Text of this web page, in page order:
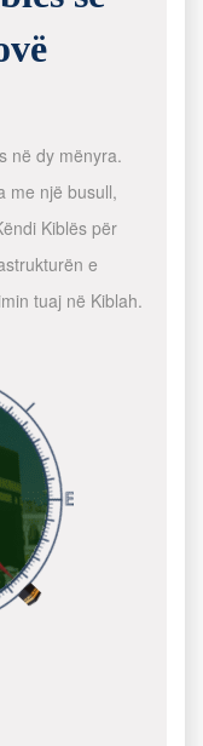
në dy mënyra.
me një busull,
Kiblës për
e
tuaj në Kiblah.